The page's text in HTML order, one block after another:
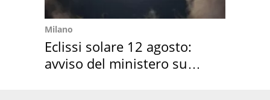
Milano
Eclissi solare 12 agosto:
avviso del ministero su